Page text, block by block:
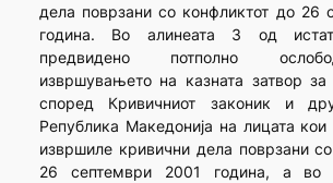
дела поврзани со конфликтот до 26
година. Во алинеата 3 од
предвидено потполно
извршувањето на казната затвор
според Кривичниот законик и
Република Македонија на лицата кои
извршиле кривични дела поврзани
26 септември 2001 година, а во